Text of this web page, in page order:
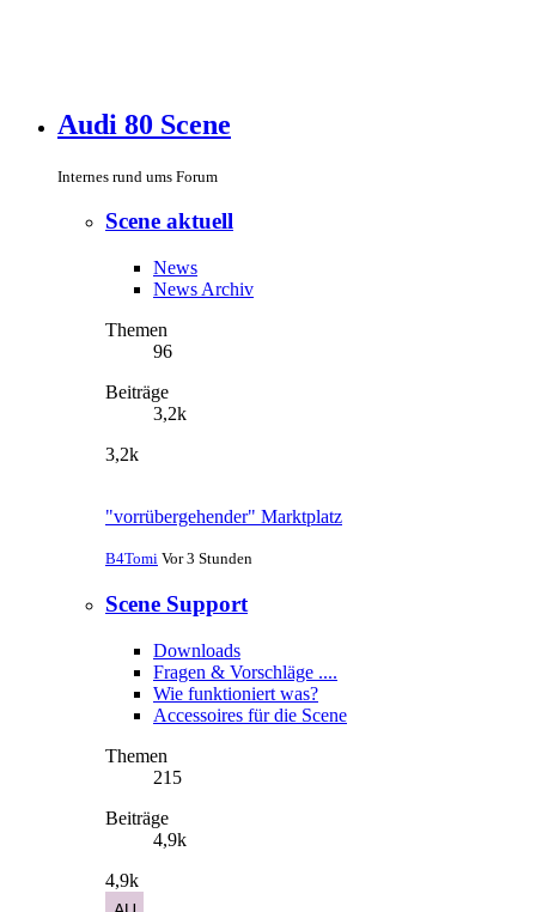
Audi 80 Scene
Internes rund ums Forum
Scene aktuell
News
News Archiv
Themen
96
Beiträge
3,2k
3,2k
"vorrübergehender" Marktplatz
B4Tomi Vor 3 Stunden
Scene Support
Downloads
Fragen & Vorschläge ....
Wie funktioniert was?
Accessoires für die Scene
Themen
215
Beiträge
4,9k
4,9k